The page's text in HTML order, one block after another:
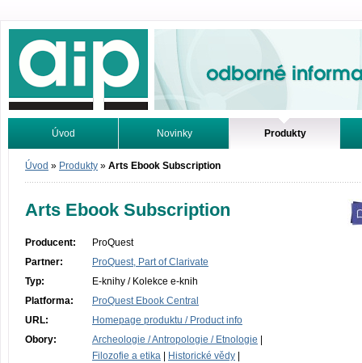
Odborné informace. Online.
Úvod Novinky Produkty
Vyhledávání Tutoriály
Úvod » Produkty » Arts Ebook Subscription
Arts Ebook Subscription
Producent:
ProQuest
Partner:
ProQuest, Part of Clarivate
Typ:
E-knihy / Kolekce e-knih
Platforma:
ProQuest Ebook Central
URL:
Homepage produktu / Product info
Obory:
Archeologie / Antropologie / Etnologie
Filozofie a etika
Historické vědy